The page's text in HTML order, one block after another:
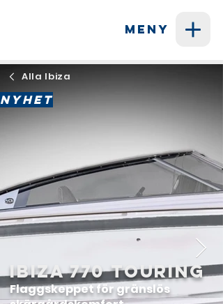
MENY
ㅤNYHETㅤ
Ibiza 770 Touring
Flaggskeppet för gränslös
Alla Ibiza